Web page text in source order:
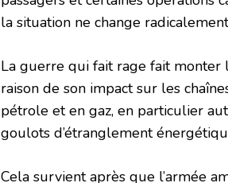
la situation ne change
La guerre qui fait rage fait
raison de son impact sur les
pétrole et en gaz, en particulier
goulots d’étranglement
Cela survient après que l’armée